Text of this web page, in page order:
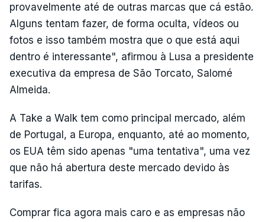
provavelmente até de outras marcas que cá estão.
Alguns tentam fazer, de forma oculta, vídeos ou
fotos e isso também mostra que o que está aqui
dentro é interessante", afirmou à Lusa a presidente
executiva da empresa de São Torcato, Salomé
Almeida.
A Take a Walk tem como principal mercado, além
de Portugal, a Europa, enquanto, até ao momento,
os EUA têm sido apenas "uma tentativa", uma vez
que não há abertura deste mercado devido às
tarifas.
Comprar fica agora mais caro e as empresas não